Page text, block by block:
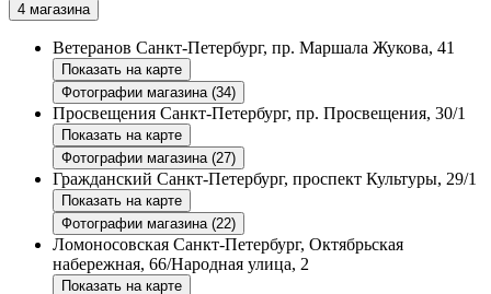
4 магазина
Ветеранов Санкт-Петербург, пр. Маршала Жукова, 41
Показать на карте
Фотографии магазина (34)
Просвещения Санкт-Петербург, пр. Просвещения, 30/1
Показать на карте
Фотографии магазина (27)
Гражданский Санкт-Петербург, проспект Культуры, 29/1
Показать на карте
Фотографии магазина (22)
Ломоносовская Санкт-Петербург, Октябрьская
набережная, 66/Народная улица, 2
Показать на карте